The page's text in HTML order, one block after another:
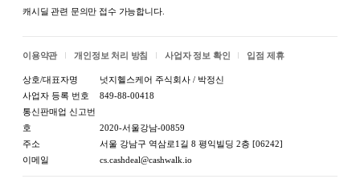
캐시딜 관련 문의만 접수 가능합니다.
이용약관 개인정보 처리 방침 사업자 정보 확인 입점 제휴
상호/대표자명
넛지헬스케어 주식회사 / 박정신
사업자 등록 번호
849-88-00418
통신판매업 신고번
호
2020-서울강남-00859
주소
서울 강남구 역삼로1길 8 평익빌딩 2층 [06242]
이메일
cs.cashdeal@cashwalk.io